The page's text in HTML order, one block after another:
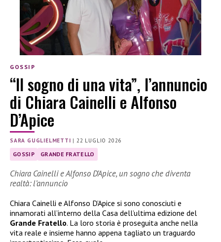
GOSSIP
“Il sogno di una vita”, l’annuncio
di Chiara Cainelli e Alfonso
D’Apice
SARA GUGLIELMETTI | 22 LUGLIO 2026
GOSSIP GRANDE FRATELLO
Chiara Cainelli e Alfonso D’Apice, un sogno che diventa
realtà: l’annuncio
Chiara Cainelli e Alfonso D’Apice si sono conosciuti e
innamorati all’interno della Casa dell’ultima edizione del
Grande Fratello. La loro storia è proseguita anche nella
vita reale e insieme hanno appena tagliato un traguardo